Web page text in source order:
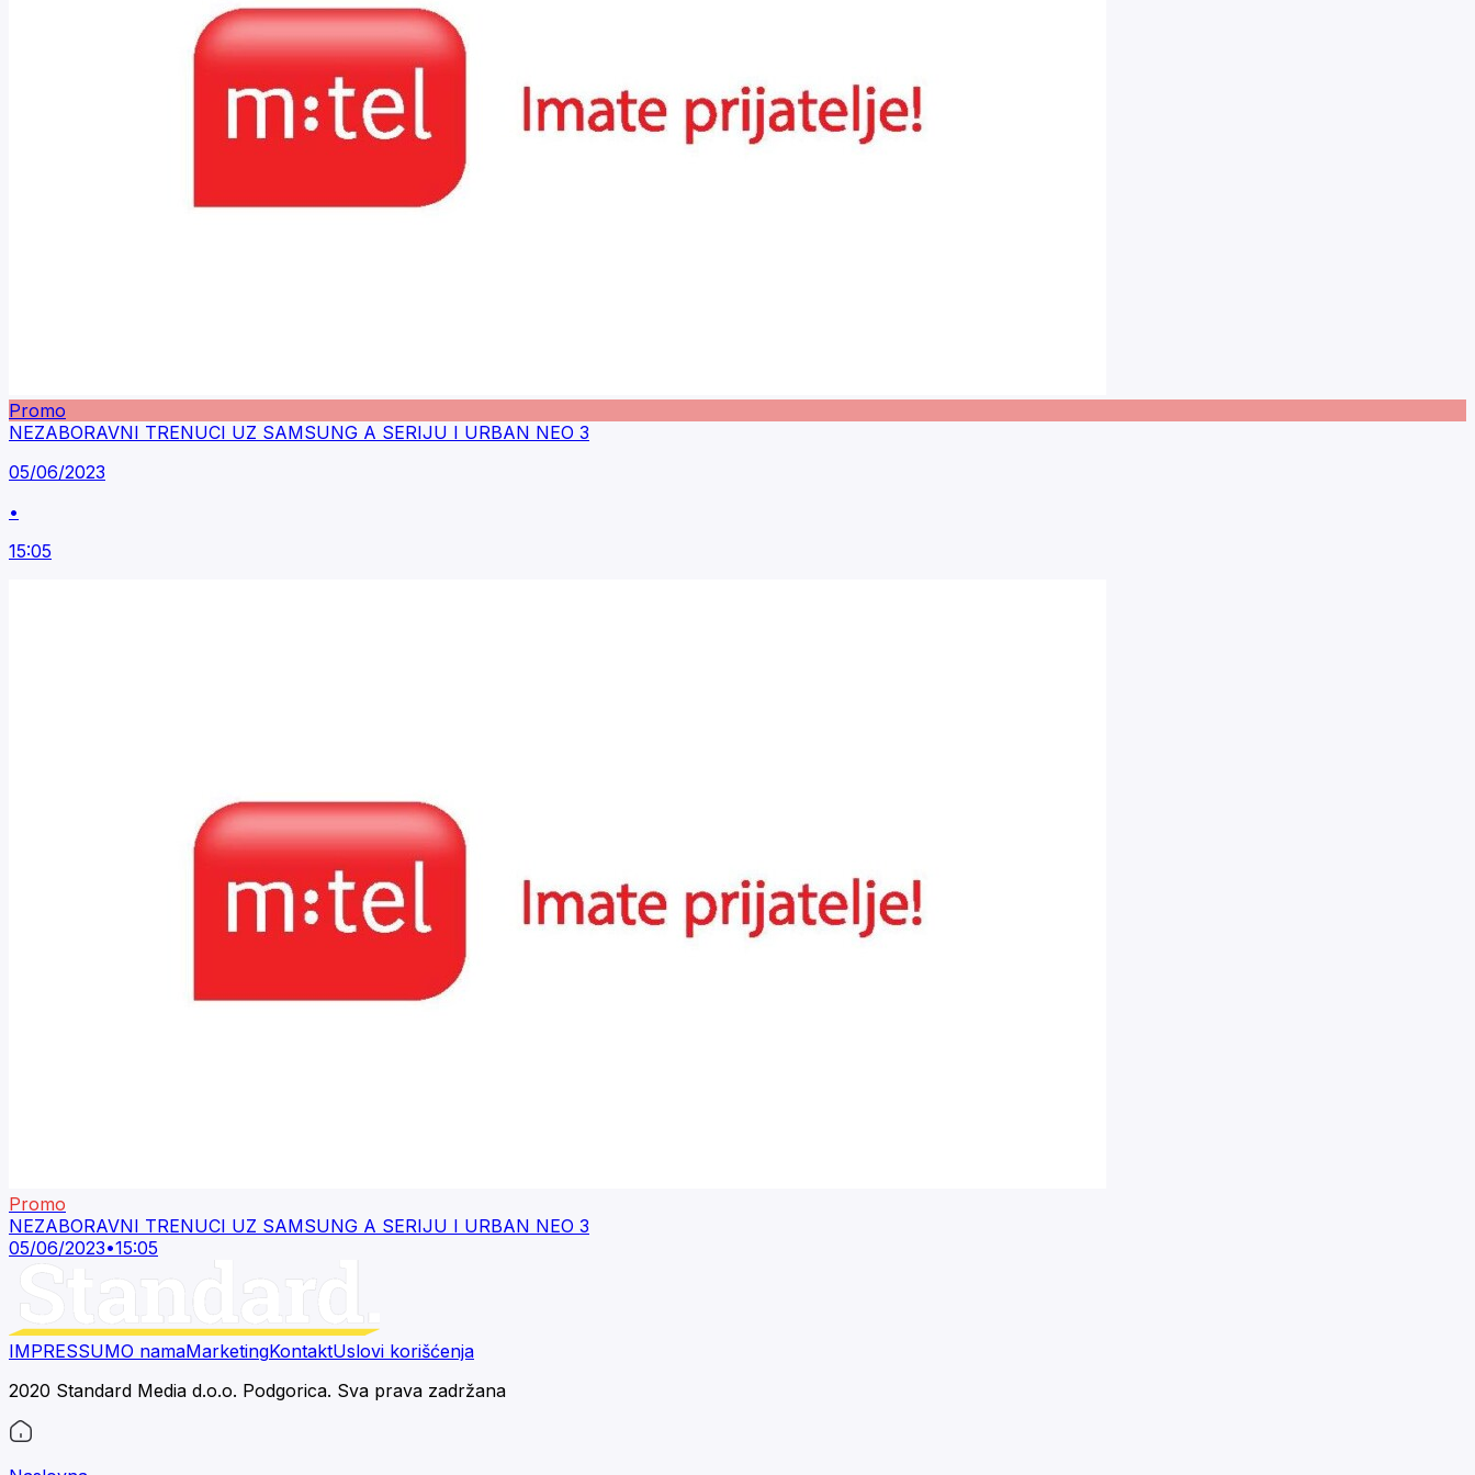
Promo
NEZABORAVNI TRENUCI UZ SAMSUNG A SERIJU I URBAN NEO 3
05/06/2023
•
15:05
Promo
NEZABORAVNI TRENUCI UZ SAMSUNG A SERIJU I URBAN NEO 3
05/06/2023•15:05
IMPRESSUMO namaMarketingKontaktUslovi korišćenja
2020 Standard Media d.o.o. Podgorica. Sva prava zadržana